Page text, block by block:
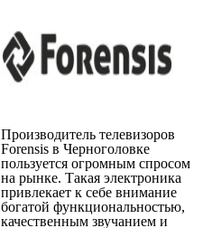
Производитель телевизоров
Forensis в Черноголовке
пользуется огромным спросом
на рынке. Такая электроника
привлекает к себе внимание
богатой функциональностью,
качественным звучанием и